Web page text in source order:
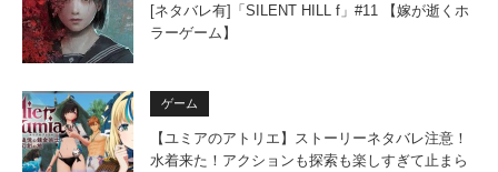
[ネタバレ有]「SILENT HILL f」#11 【嫁が逝くホ
ラーゲーム】
ゲーム
【ユミアのアトリエ】ストーリーネタバレ注意！
水着来た！アクションも探索も楽しすぎて止まら